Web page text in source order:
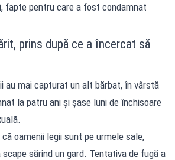
fapte pentru care a fost condamnat
prins după ce a încercat să
au mai capturat un alt bărbat, în vârstă
la patru ani și șase luni de închisoare
oamenii legii sunt pe urmele sale,
sărind un gard. Tentativa de fugă a